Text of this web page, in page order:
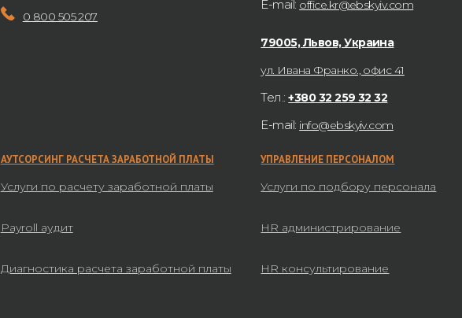
0 800 505 207
E-mail: office.kr@ebskyiv.com
79005, Львов, Украина
ул. Ивана Франко., офис 41
Тел.:+380 32 259 32 32
E-mail: info@ebskyiv.com
АУТСОРСИНГ РАСЧЕТА ЗАРАБОТНОЙ ПЛАТЫ
Услуги по расчету заработной платы
Payroll аудит
Диагностика расчета заработной платы
УПРАВЛЕНИЕ ПЕРСОНАЛОМ
Услуги по подбору персонала
HR администрирование
HR консультирование